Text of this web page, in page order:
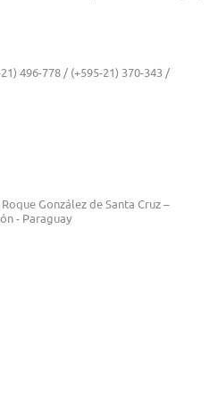
496-778 / (+595-21) 370-343 /
González de Santa Cruz –
- Paraguay